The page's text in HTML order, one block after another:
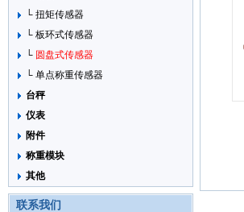
└ 扭矩传感器
└ 板环式传感器
└ 圆盘式传感器
└ 单点称重传感器
台秤
仪表
附件
称重模块
其他
联系我们